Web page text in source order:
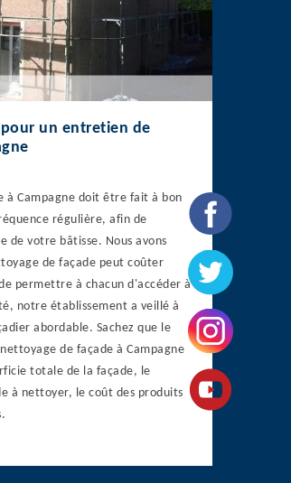
un entretien de
à Campagne doit être fait à bon
régulière, afin de
de votre bâtisse. Nous avons
de façade peut coûter
permettre à chacun d'accéder à
notre établissement a veillé à
abordable. Sachez que le
de façade à Campagne
totale de la façade, le
à nettoyer, le coût des produits